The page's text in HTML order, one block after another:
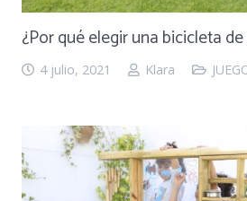
¿Por qué elegir una bicicleta
4 julio, 2021 Klara